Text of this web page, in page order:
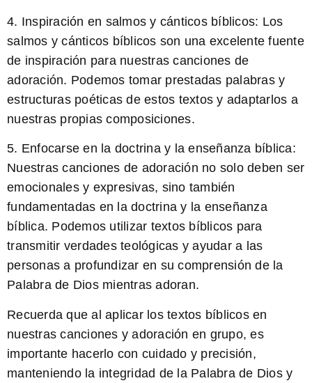
4. Inspiración en salmos y cánticos bíblicos: Los
salmos y cánticos bíblicos son una excelente fuente
de inspiración para nuestras canciones de
adoración. Podemos tomar prestadas palabras y
estructuras poéticas de estos textos y adaptarlos a
nuestras propias composiciones.
5. Enfocarse en la doctrina y la enseñanza bíblica:
Nuestras canciones de adoración no solo deben ser
emocionales y expresivas, sino también
fundamentadas en la doctrina y la enseñanza
bíblica. Podemos utilizar textos bíblicos para
transmitir verdades teológicas y ayudar a las
personas a profundizar en su comprensión de la
Palabra de Dios mientras adoran.
Recuerda que al aplicar los textos bíblicos en
nuestras canciones y adoración en grupo, es
importante hacerlo con cuidado y precisión,
manteniendo la integridad de la Palabra de Dios y